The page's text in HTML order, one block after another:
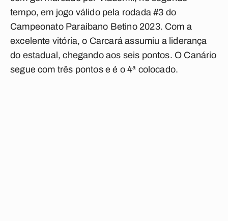
tempo, em jogo válido pela rodada #3 do
Campeonato Paraibano Betino 2023. Com a
excelente vitória, o Carcará assumiu a liderança
do estadual, chegando aos seis pontos. O Canário
segue com três pontos e é o 4ª colocado.